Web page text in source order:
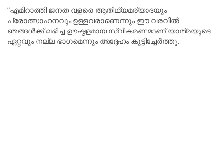
“എമിറാത്തി ജനത വളരെ ആതിഥ്യമര്യാദയും
പ്രോത്സാഹനവും ഉള്ളവരാണെന്നും ഈ വരവിൽ
ഞങ്ങൾക്ക് ലഭിച്ച ഊഷ്മളമായ സ്വീകരണമാണ് യാത്രയുടെ
ഏറ്റവും നല്ല ഭാഗമെന്നും അദ്ദേഹം കൂട്ടിച്ചേർത്തു.